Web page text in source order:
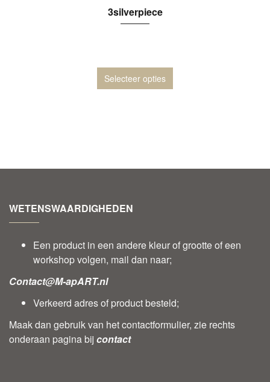
3silverpiece
Selecteer opties
WETENSWAARDIGHEDEN
Een product in een andere kleur of grootte of een
workshop volgen, mail dan naar;
Contact@M-apART.nl
Verkeerd adres of product besteld;
Maak dan gebruik van het contactformulier, zie rechts
onderaan pagina bij contact